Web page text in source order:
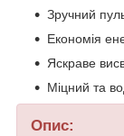
Зручний
Економія
Яскраве
Міцний та
Опис: